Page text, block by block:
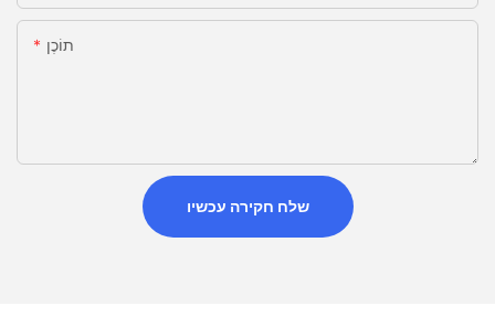
תוֹכֶן
שלח חקירה עכשיו